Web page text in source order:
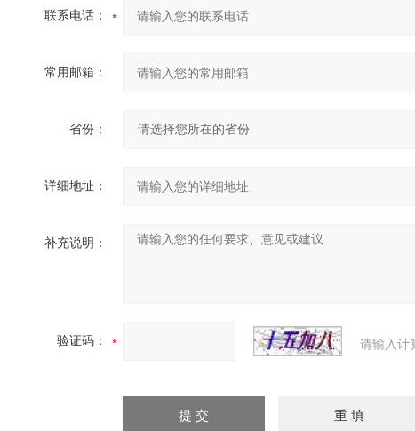
联系电话：
常用邮箱：
省份：
详细地址：
补充说明：
验证码： 请输入计